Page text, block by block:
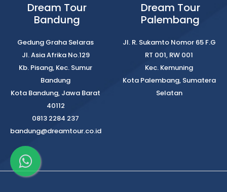
Dream Tour
Bandung
Gedung Graha Selaras
Jl. Asia Afrika No.129
Kb. Pisang, Kec. Sumur
Bandung
Kota Bandung, Jawa Barat
40112
0813 2284 237
bandung@dreamtour.co.id
Dream Tour
Palembang
Jl. R. Sukamto Nomor 65 F.G
RT 001, RW 001
Kec. Kemuning
Kota Palembang, Sumatera
Selatan